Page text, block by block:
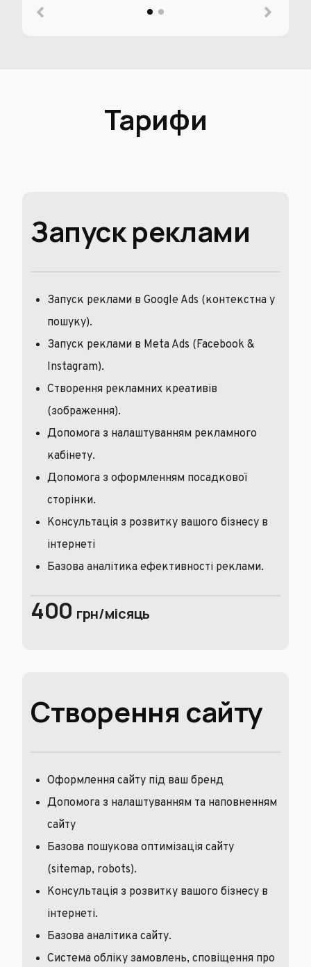
Тарифи
Запуск реклами
Запуск реклами в Google Ads (контекстна у
пошуку).
Запуск реклами в Meta Ads (Facebook &
Instagram).
Створення рекламних креативів
(зображення).
Допомога з налаштуванням рекламного
кабінету.
Допомога з оформленням посадкової
сторінки.
Консультація з розвитку вашого бізнесу в
інтернеті
Базова аналітика ефективності реклами.
400 грн/місяць
Створення сайту
Оформлення сайту під ваш бренд
Допомога з налаштуванням та наповненням
сайту
Базова пошукова оптимізація сайту
(sitemap, robots).
Консультація з розвитку вашого бізнесу в
інтернеті.
Базова аналітика сайту.
Система обліку замовлень, сповіщення про